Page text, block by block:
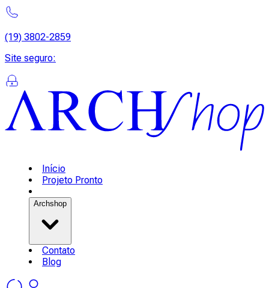
(19) 3802-2859
Site seguro:
Início
Projeto Pronto
Archshop
Contato
Blog